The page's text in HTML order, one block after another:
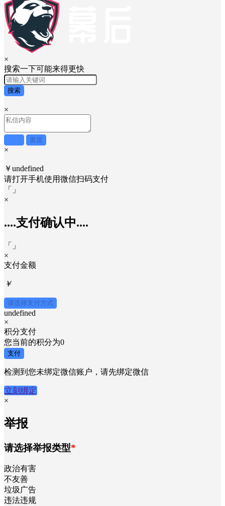
×
搜索一下可能来得更快
搜索
×
发送
×
￥undefined
请打开手机使用微信扫码支付
「
」
×
....支付确认中....
「
」
×
支付金额
￥
请选择支付方式
undefined
×
积分支付
您当前的积分为0
支付
检测到您未绑定微信账户，请先绑定微信
立刻绑定
×
举报
请选择举报类型*
政治有害
不友善
垃圾广告
违法违规